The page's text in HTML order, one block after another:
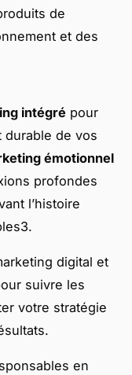
de
et des
intégré pour
durable de vos
émotionnel
profondes
l’histoire
digital et
suivre les
votre stratégie
en